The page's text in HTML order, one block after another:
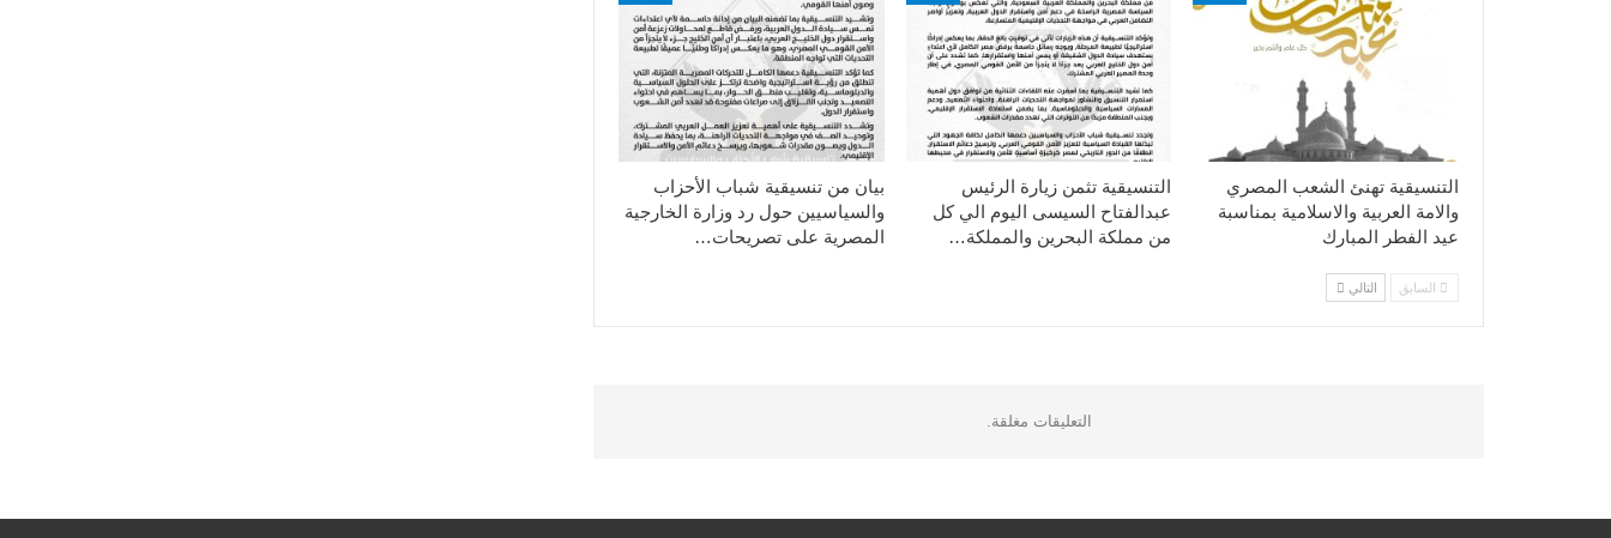
بيان من تنسيقية شباب الأحزاب
والسياسيين حول رد وزارة الخارجية
المصرية على تصريحات…
التنسيقية تثمن زيارة الرئيس
عبدالفتاح السيسى اليوم الي كل
من مملكة البحرين والمملكة…
التنسيقية تهنئ الشعب المصري
والامة العربية والاسلامية بمناسبة
عيد الفطر المبارك
السابق التالي
التعليقات مغلقة.